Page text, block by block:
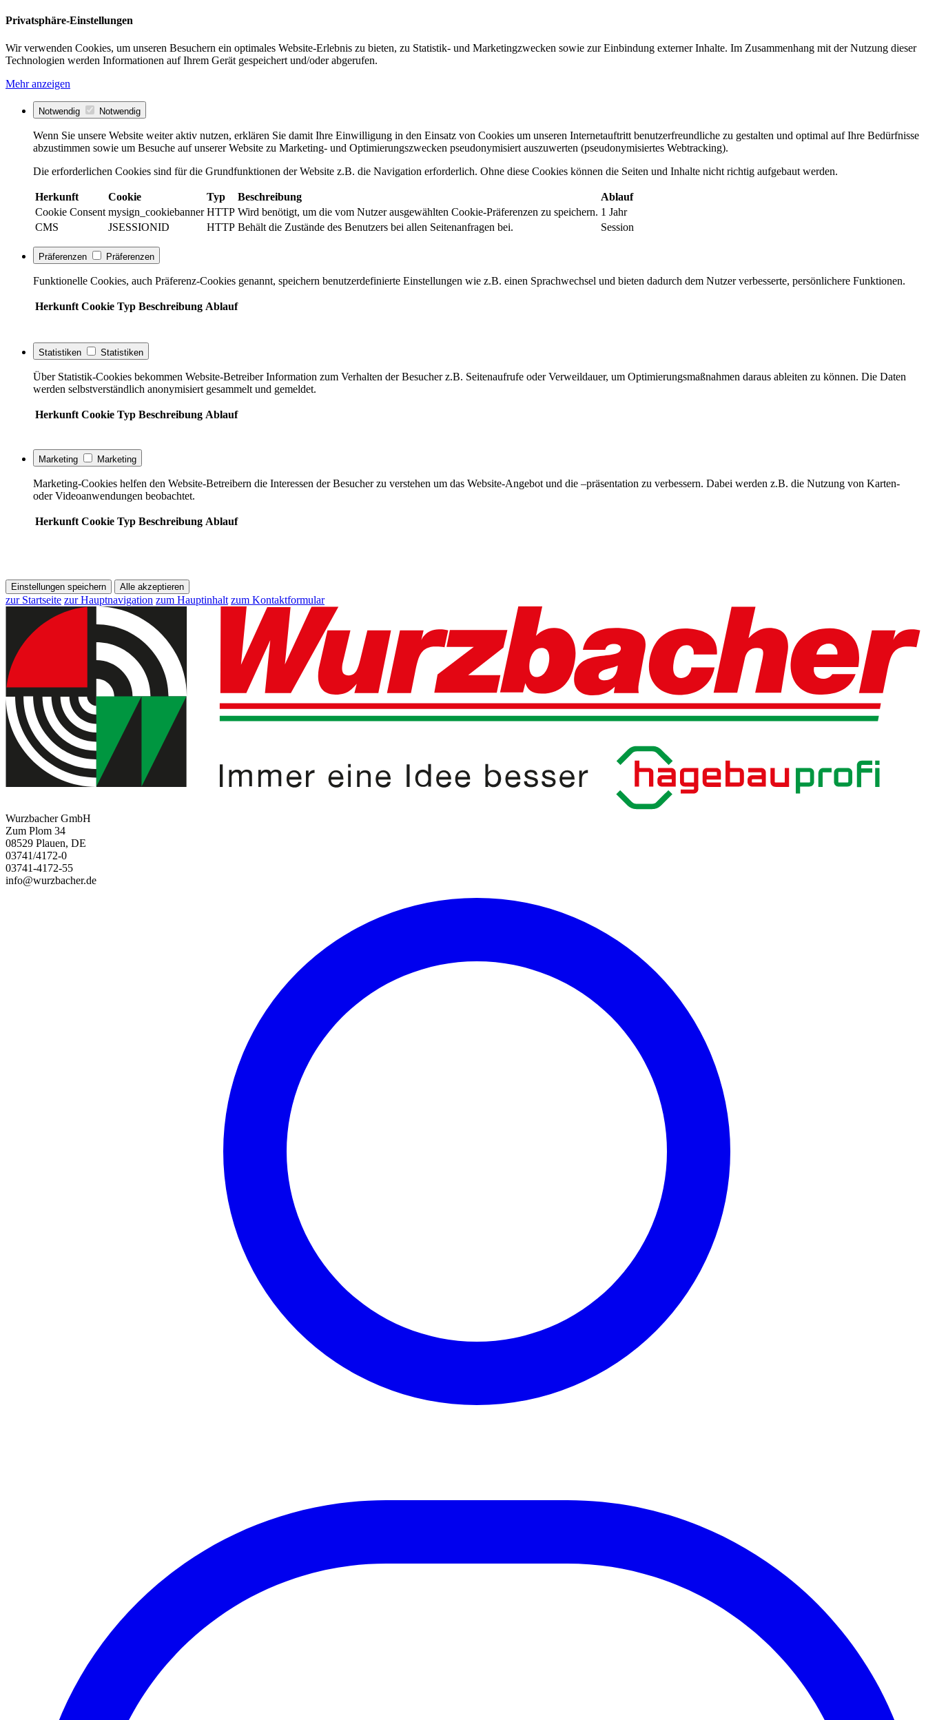
Privatsphäre-Einstellungen
Wir verwenden Cookies, um unseren Besuchern ein optimales Website-Erlebnis zu bieten, zu Statistik- und Marketingzwecken sowie zur Einbindung externer Inhalte. Im Zusammenhang mit der Nutzung dieser
Technologien werden Informationen auf Ihrem Gerät gespeichert und/oder abgerufen.
Mehr anzeigen
Notwendig Notwendig
Wenn Sie unsere Website weiter aktiv nutzen, erklären Sie damit Ihre Einwilligung in den Einsatz von Cookies um unseren Internetauftritt benutzerfreundliche zu gestalten und optimal auf Ihre Bedürfnisse
abzustimmen sowie um Besuche auf unserer Website zu Marketing- und Optimierungszwecken pseudonymisiert auszuwerten (pseudonymisiertes Webtracking).
Die erforderlichen Cookies sind für die Grundfunktionen der Website z.B. die Navigation erforderlich. Ohne diese Cookies können die Seiten und Inhalte nicht richtig aufgebaut werden.
Herkunft Cookie Typ Beschreibung
Ablauf
Cookie Consent mysign_cookiebanner HTTP Wird benötigt, um die vom Nutzer ausgewählten Cookie-Präferenzen zu speichern. 1 Jahr
CMS
JSESSIONID HTTP Behält die Zustände des Benutzers bei allen Seitenanfragen bei. Session
Präferenzen Präferenzen
Funktionelle Cookies, auch Präferenz-Cookies genannt, speichern benutzerdefinierte Einstellungen wie z.B. einen Sprachwechsel und bieten dadurch dem Nutzer verbesserte, persönlichere Funktionen.
Herkunft Cookie Typ Beschreibung Ablauf
Statistiken Statistiken
Über Statistik-Cookies bekommen Website-Betreiber Information zum Verhalten der Besucher z.B. Seitenaufrufe oder Verweildauer, um Optimierungsmaßnahmen daraus ableiten zu können. Die Daten
werden selbstverständlich anonymisiert gesammelt und gemeldet.
Herkunft Cookie Typ Beschreibung Ablauf
Marketing Marketing
Marketing-Cookies helfen den Website-Betreibern die Interessen der Besucher zu verstehen um das Website-Angebot und die –präsentation zu verbessern. Dabei werden z.B. die Nutzung von Karten-
oder Videoanwendungen beobachtet.
Herkunft Cookie Typ Beschreibung Ablauf
Einstellungen speichern Alle akzeptieren
zur Startseite zur Hauptnavigation zum Hauptinhalt zum Kontaktformular
Wurzbacher GmbH
Zum Plom 34
08529 Plauen, DE
03741/4172-0
03741-4172-55
info@wurzbacher.de